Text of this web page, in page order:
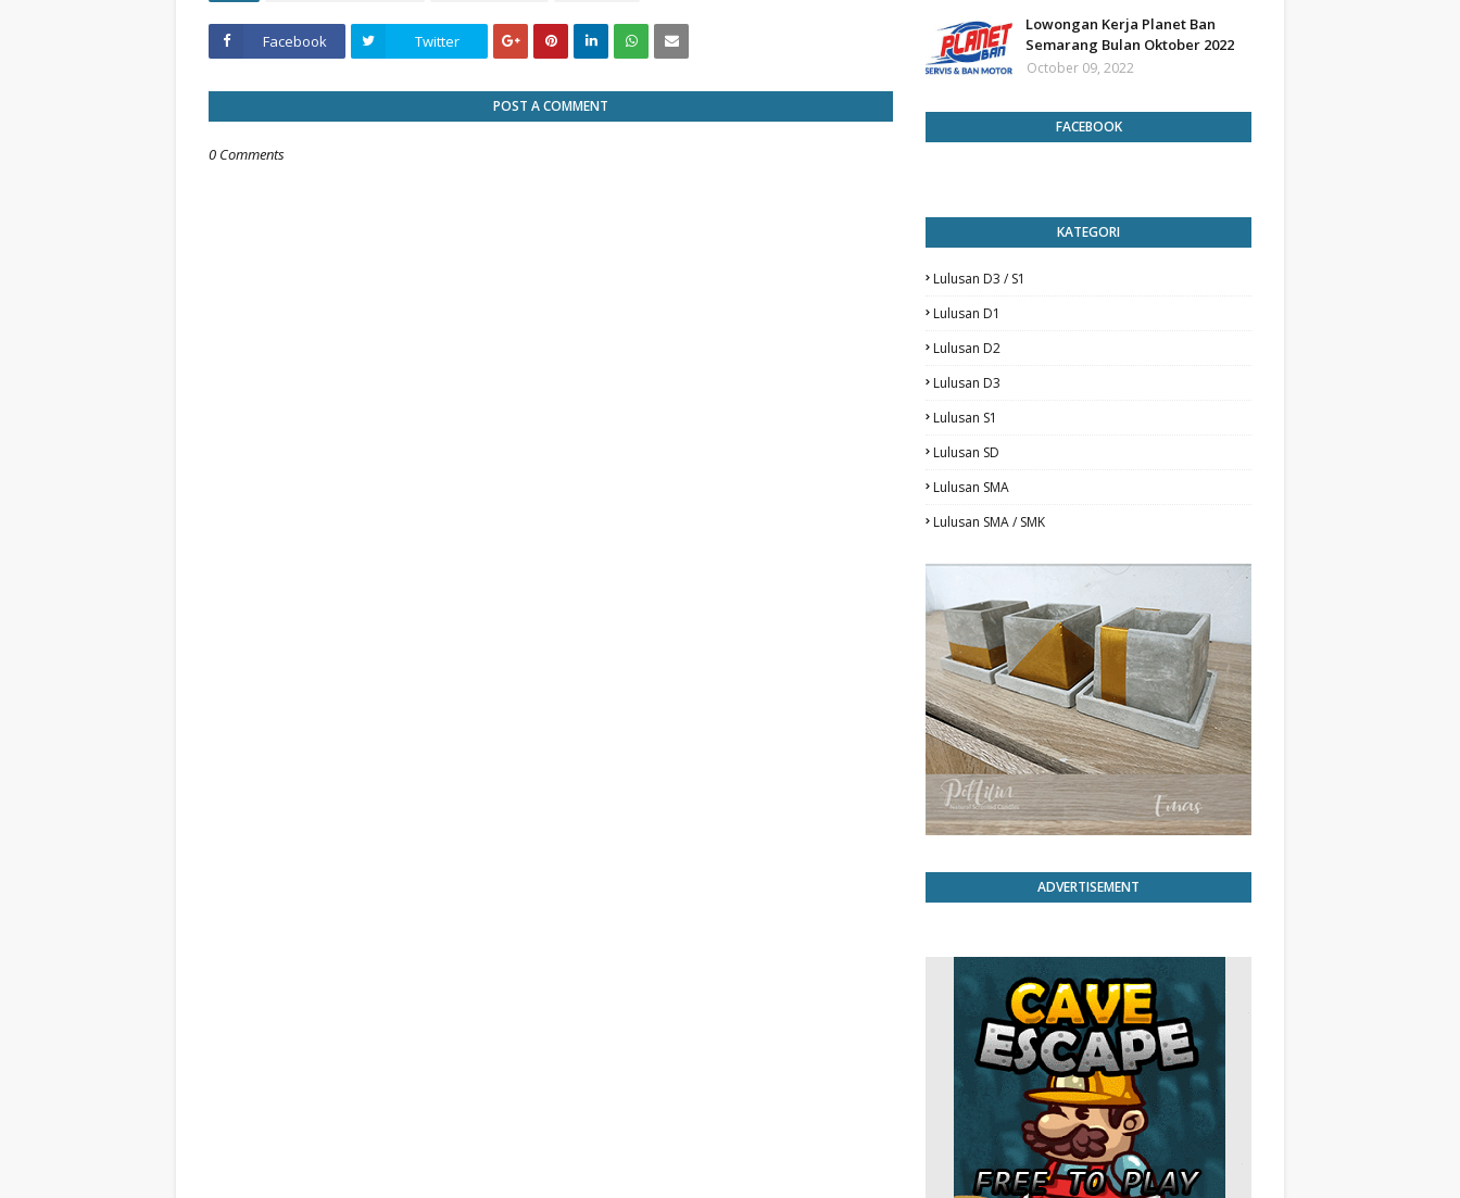
Facebook Twitter
POST A COMMENT
0 Comments
Lowongan Kerja Planet Ban
Semarang Bulan Oktober 2022
October 09, 2022
FACEBOOK
KATEGORI
Lulusan D3 / S1
Lulusan D1
Lulusan D2
Lulusan D3
Lulusan S1
Lulusan SD
Lulusan SMA
Lulusan SMA / SMK
ADVERTISEMENT